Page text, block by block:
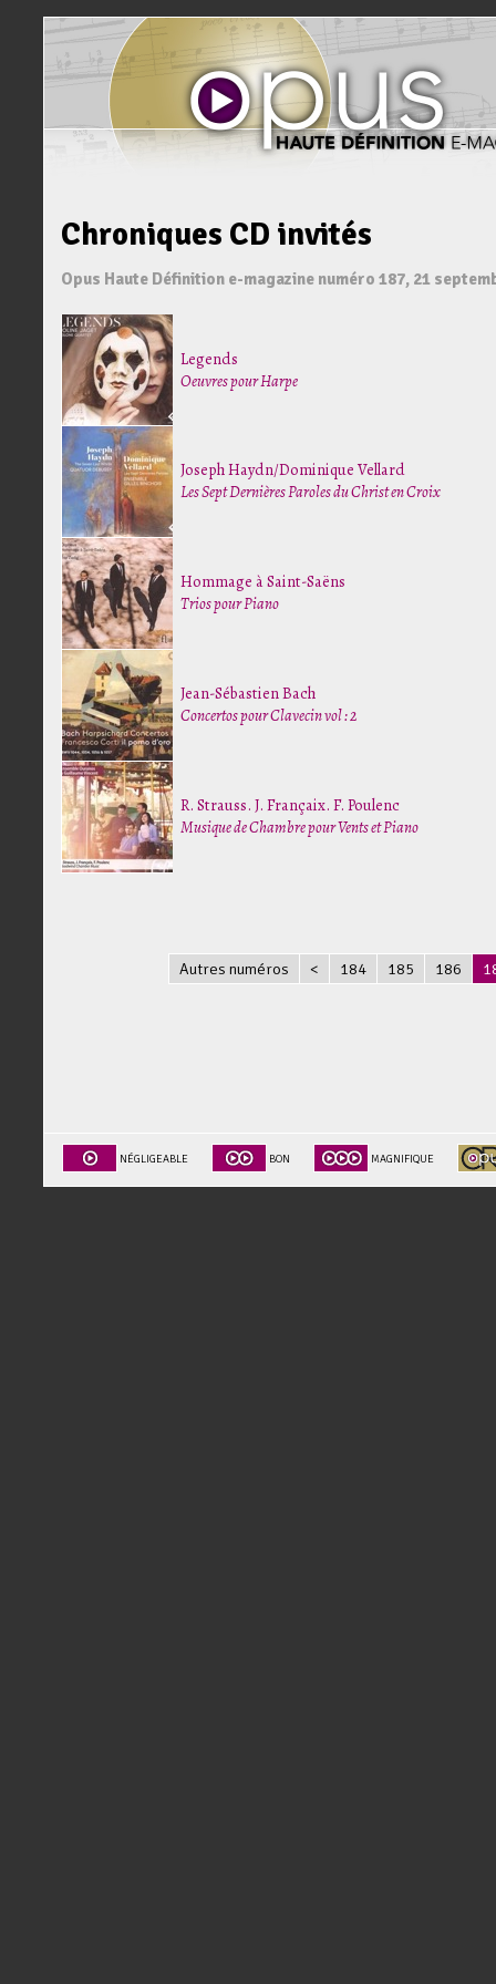
Chroniques CD invités
Opus Haute Définition e-magazine numéro 187, 21
Legends
Oeuvres pour Harpe
Joseph Haydn/Dominique Vellard
Les Sept Dernières Paroles du Christ en Croix
Hommage à Saint-Saëns
Trios pour Piano
Jean-Sébastien Bach
Concertos pour Clavecin vol : 2
R. Strauss. J. Françaix. F. Poulenc
Musique de Chambre pour Vents et Piano
Autres numéros < 184 185 186
NÉGLIGEABLE BON MAGNIFIQUE